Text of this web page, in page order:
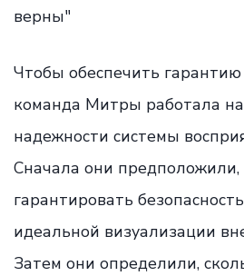
верны"
Чтобы обеспечить гарантию
команда Митры работала
надежности системы
Сначала они
гарантировать
идеальной визуализации
Затем они определили,